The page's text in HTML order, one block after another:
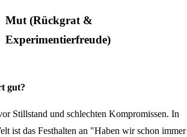
Mut (Rückgrat &
Experimentierfreude)
gut?
Stillstand und schlechten Kompromissen. In
ist das Festhalten an "Haben wir schon immer